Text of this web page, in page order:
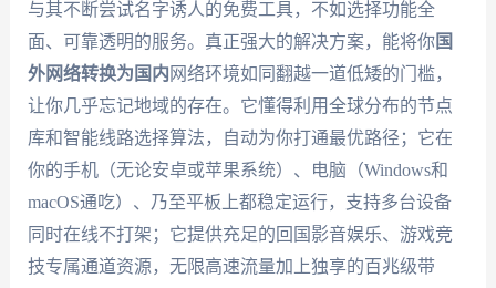
与其不断尝试名字诱人的免费工具，不如选择功能全
面、可靠透明的服务。真正强大的解决方案，能将你国
外网络转换为国内 网络环境如同翻越一道低矮的门槛，
让你几乎忘记地域的存在。它懂得利用全球分布的节点
库和智能线路选择算法，自动为你打通最优路径；它在
你的手机（无论安卓或苹果系统）、电脑（Windows和
macOS通吃）、乃至平板上都稳定运行，支持多台设备
同时在线不打架；它提供充足的回国影音娱乐、游戏竞
技专属通道资源，无限高速流量加上独享的百兆级带